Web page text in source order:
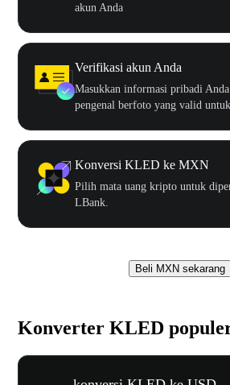
akun Anda
Verifikasi akun Anda
Masukkan informasi pribadi
pengenal berfoto yang valid
Konversi KLED ke MXN
Pilih mata uang kripto untuk
LBank.
Beli MXN sekarang
Konverter KLED